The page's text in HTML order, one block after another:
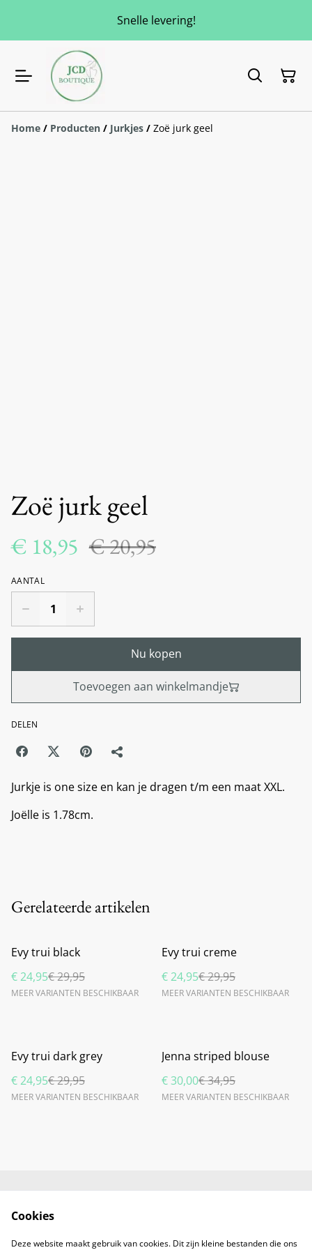
Snelle levering!
Home / Producten / Jurkjes / Zoë jurk geel
Zoë jurk geel
€ 18,95 € 20,95
AANTAL
Nu kopen
Toevoegen aan winkelmandje
DELEN
Jurkje is one size en kan je dragen t/m een maat XXL.
Joëlle is 1.78cm.
Gerelateerde artikelen
%
Evy trui black
€ 24,95€ 29,95
MEER VARIANTEN BESCHIKBAAR
%
Evy trui creme
€ 24,95€ 29,95
MEER VARIANTEN BESCHIKBAAR
%
Evy trui dark grey
€ 24,95€ 29,95
MEER VARIANTEN BESCHIKBAAR
%
Jenna striped blouse
€ 30,00€ 34,95
MEER VARIANTEN BESCHIKBAAR
Neem contact met
Voorwaarden
Privacybeleid
Cookies
Deze website maakt gebruik van cookies. Dit zijn kleine bestanden die ons